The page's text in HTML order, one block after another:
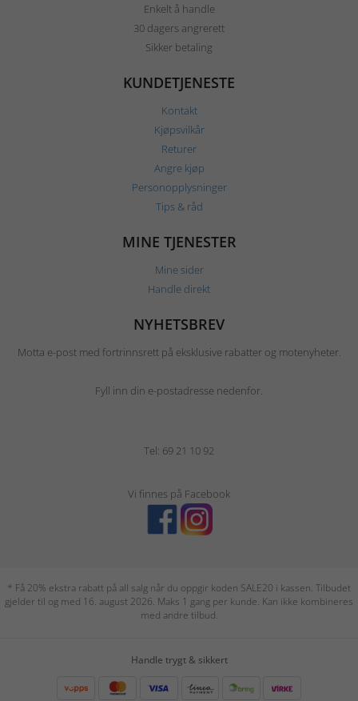
Enkelt å handle
30 dagers angrerett
Sikker betaling
KUNDETJENESTE
Kontakt
Kjøpsvilkår
Returer
Angre kjøp
Personopplysninger
Tips & råd
MINE TJENESTER
Mine sider
Handle direkt
NYHETSBREV
Motta e-post med fortrinnsrett på eksklusive rabatter og motenyheter.
Fyll inn din e-postadresse nedenfor.
Tel: 69 21 10 92
Vi finnes på Facebook
* Få 20% ekstra rabatt på all salg når du oppgir koden SALE20 i kassen. Tilbudet
gjelder til og med 16. august 2026. Maks 1 gang per kunde. Kan ikke kombineres
med andre tilbud.
Handle trygt & sikkert